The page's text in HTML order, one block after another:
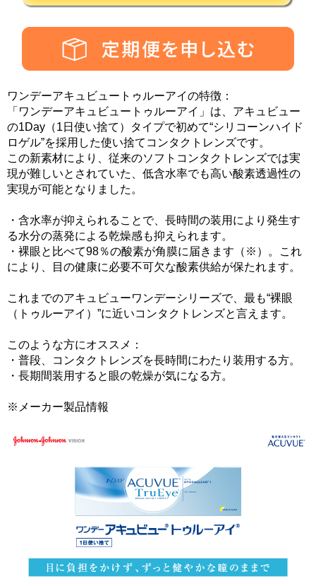
ワンデーアキュビュートゥルーアイの特徴：
「ワンデーアキュビュートゥルーアイ」は、アキュビュー
の1Day（1日使い捨て）タイプで初めて“シリコーンハイド
ロゲル”を採用した使い捨てコンタクトレンズです。
この新素材により、従来のソフトコンタクトレンズでは実
現が難しいとされていた、低含水率でも高い酸素透過性の
実現が可能となりました。
・含水率が抑えられることで、長時間の装用により発生す
る水分の蒸発による乾燥感も抑えられます。
・裸眼と比べて98％の酸素が角膜に届きます（※）。これ
により、目の健康に必要不可欠な酸素供給が保たれます。
これまでのアキュビューワンデーシリーズで、最も“裸眼
（トゥルーアイ）”に近いコンタクトレンズと言えます。
このような方にオススメ：
・普段、コンタクトレンズを長時間にわたり装用する方。
・長期間装用すると眼の乾燥が気になる方。
※メーカー製品情報